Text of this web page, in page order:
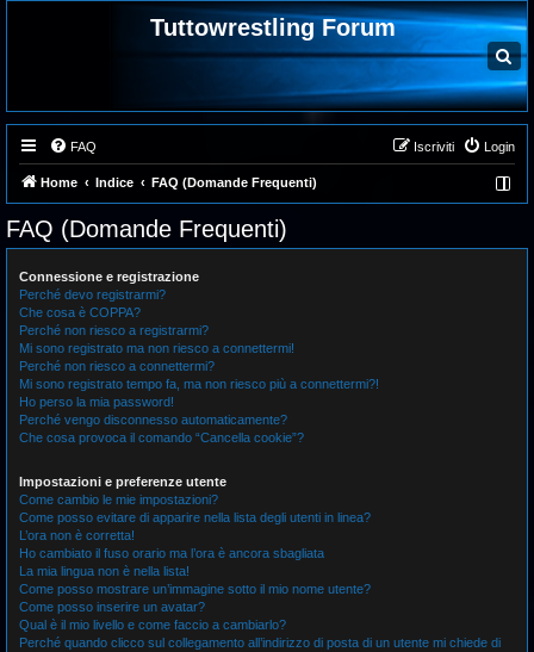
Tuttowrestling Forum
C
e
r
c
a
FAQ Login
Iscriviti
Home Indice FAQ (Domande Frequenti)
FAQ (Domande Frequenti)
Connessione e registrazione
Perché devo registrarmi?
Che cosa è COPPA?
Perché non riesco a registrarmi?
Mi sono registrato ma non riesco a connettermi!
Perché non riesco a connettermi?
Mi sono registrato tempo fa, ma non riesco più a connettermi?!
Ho perso la mia password!
Perché vengo disconnesso automaticamente?
Che cosa provoca il comando “Cancella cookie”?
Impostazioni e preferenze utente
Come cambio le mie impostazioni?
Come posso evitare di apparire nella lista degli utenti in linea?
L’ora non è corretta!
Ho cambiato il fuso orario ma l’ora è ancora sbagliata
La mia lingua non è nella lista!
Come posso mostrare un’immagine sotto il mio nome utente?
Come posso inserire un avatar?
Qual è il mio livello e come faccio a cambiarlo?
Perché quando clicco sul collegamento all’indirizzo di posta di un utente mi chiede di